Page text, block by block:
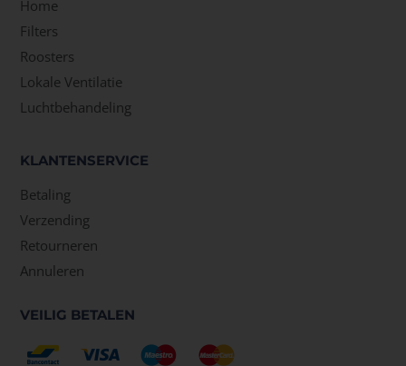
Home
Filters
Roosters
Lokale Ventilatie
Luchtbehandeling
KLANTENSERVICE
Betaling
Verzending
Retourneren
Annuleren
VEILIG BETALEN